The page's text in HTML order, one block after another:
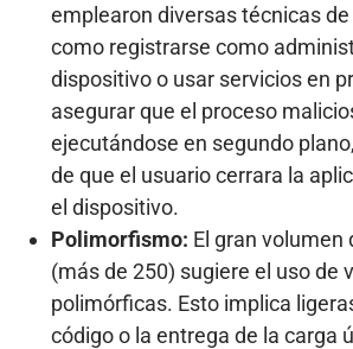
emplearon diversas técnicas
como registrarse como
dispositivo o usar servicios en
asegurar que el proceso
ejecutándose en segundo
de que el usuario cerrara la
el dispositivo.
Polimorfismo: El gran volumen
(más de 250) sugiere el uso de
polimórficas. Esto implica
código o la entrega de la carga